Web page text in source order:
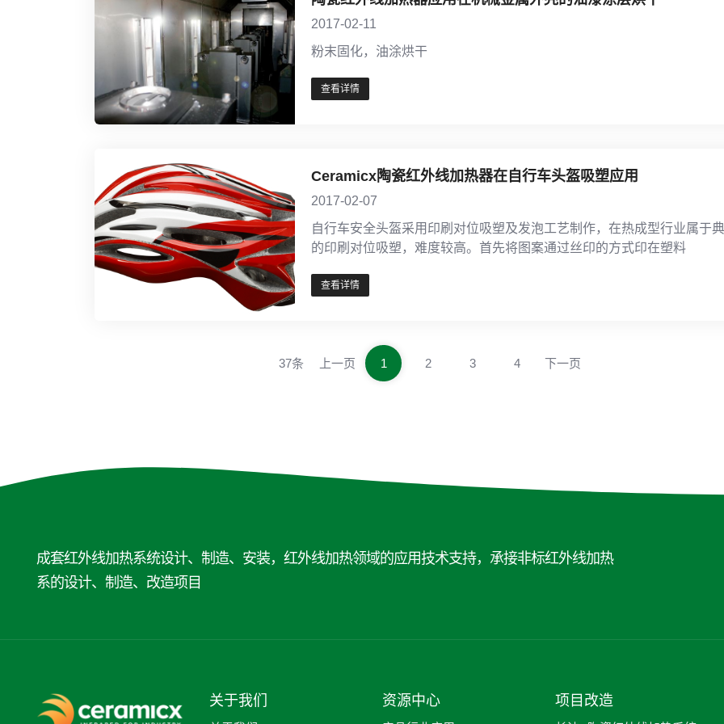
2017-02-11
粉末固化，油涂烘干
查看详情
Ceramicx陶瓷红外线加热器在自行车头盔吸塑应用
2017-02-07
自行车安全头盔采用印刷对位吸塑及发泡工艺制作，在热成型行业属于
的印刷对位吸塑，难度较高。首先将图案通过丝印的方式印在塑料
查看详情
37条 上一页 1 2 3 4 下一页
成套红外线加热系统设计、制造、安装，红外线加热领域的应用技术支持，承接非标红外线加热
系的设计、制造、改造项目
关于我们 资源中心 项目改造